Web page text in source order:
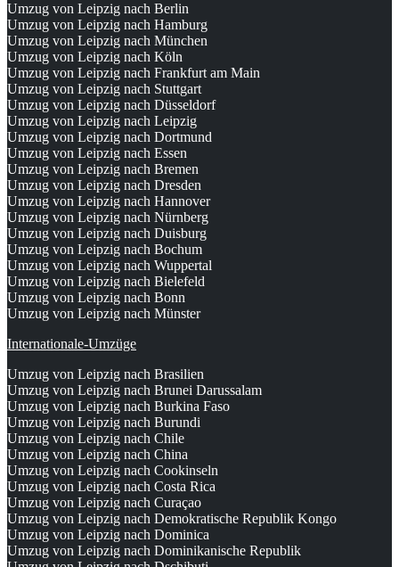
Umzug von Leipzig nach Berlin
Umzug von Leipzig nach Hamburg
Umzug von Leipzig nach München
Umzug von Leipzig nach Köln
Umzug von Leipzig nach Frankfurt am Main
Umzug von Leipzig nach Stuttgart
Umzug von Leipzig nach Düsseldorf
Umzug von Leipzig nach Leipzig
Umzug von Leipzig nach Dortmund
Umzug von Leipzig nach Essen
Umzug von Leipzig nach Bremen
Umzug von Leipzig nach Dresden
Umzug von Leipzig nach Hannover
Umzug von Leipzig nach Nürnberg
Umzug von Leipzig nach Duisburg
Umzug von Leipzig nach Bochum
Umzug von Leipzig nach Wuppertal
Umzug von Leipzig nach Bielefeld
Umzug von Leipzig nach Bonn
Umzug von Leipzig nach Münster
Internationale-Umzüge
Umzug von Leipzig nach Brasilien
Umzug von Leipzig nach Brunei Darussalam
Umzug von Leipzig nach Burkina Faso
Umzug von Leipzig nach Burundi
Umzug von Leipzig nach Chile
Umzug von Leipzig nach China
Umzug von Leipzig nach Cookinseln
Umzug von Leipzig nach Costa Rica
Umzug von Leipzig nach Curaçao
Umzug von Leipzig nach Demokratische Republik Kongo
Umzug von Leipzig nach Dominica
Umzug von Leipzig nach Dominikanische Republik